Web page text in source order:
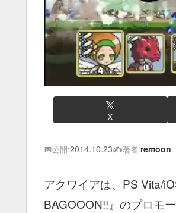
X
📅公開:2014.10.23✍️著者:remoon
アクワイアは、PS Vita/
BAGOOON!!』のプロモ